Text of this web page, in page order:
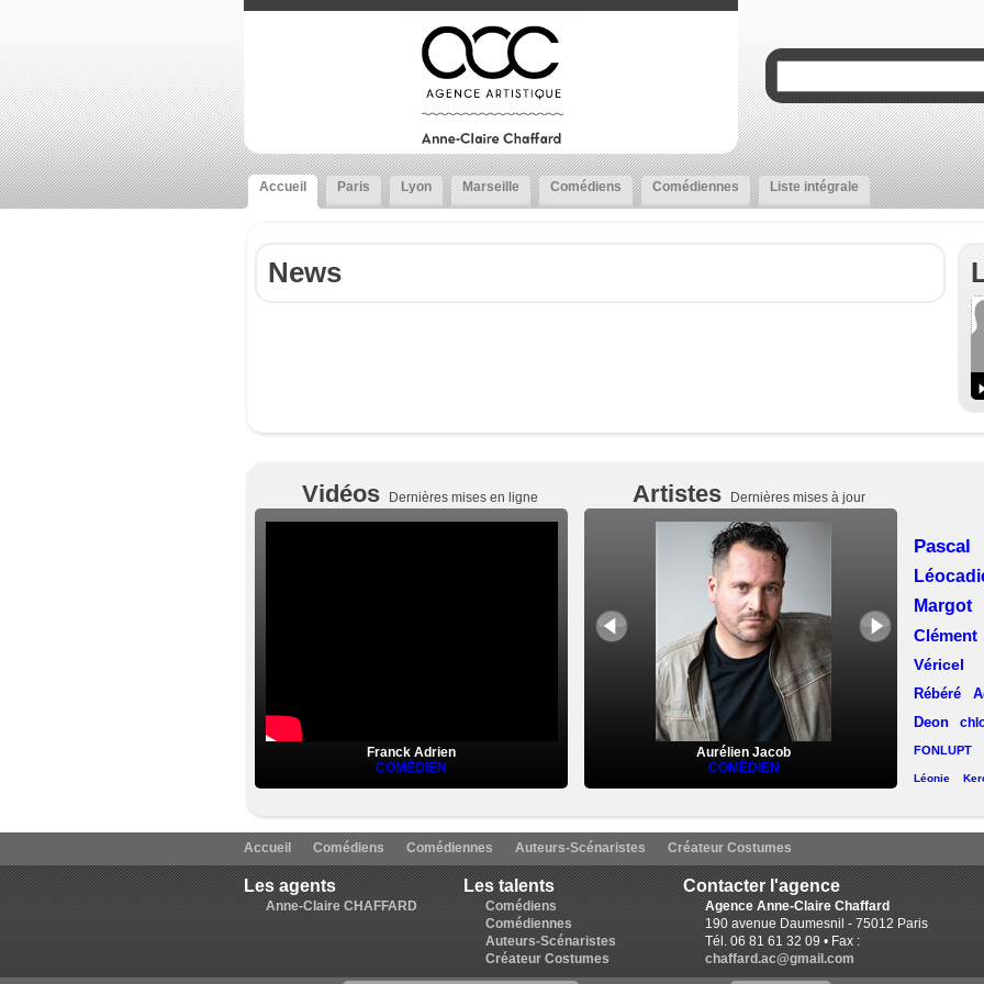
Accueil Paris Lyon Marseille Comédiens Comédiennes Liste intégrale
News
Vidéos Dernières mises en ligne
Franck Adrien
COMÉDIEN
Artistes Dernières mises à jour
Aurélien Jacob
COMÉDIEN
Véricel
Rébéré
Deon
FONLUPT
Léonie
Lise Chevalier
Ruchat
Francine
Accueil Comédiens Comédiennes Auteurs-Scénaristes Créateur Costumes
Les agents
Anne-Claire CHAFFARD
Les talents
Comédiens
Comédiennes
Auteurs-Scénaristes
Créateur Costumes
Contacter l'agence
Agence Anne-Claire Chaffard
190 avenue Daumesnil - 75012 Paris
Tél. 06 81 61 32 09 • Fax :
chaffard.ac@gmail.com